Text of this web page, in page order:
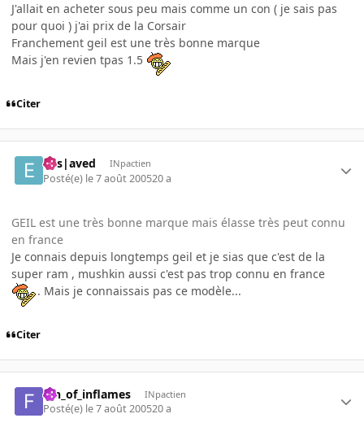
J'allait en acheter sous peu mais comme un con ( je sais pas
pour quoi ) j'ai prix de la Corsair
Franchement geil est une très bonne marque
Mais j'en revien tpas 1.5
Citer
Ens|aved INpactien
Posté(e) le 7 août 200520 a
GEIL est une très bonne marque mais élasse très peut connu
en france
Je connais depuis longtemps geil et je sias que c'est de la
super ram , mushkin aussi c'est pas trop connu en france
. Mais je connaissais pas ce modèle...
Citer
fan_of_inflames INpactien
Posté(e) le 7 août 200520 a